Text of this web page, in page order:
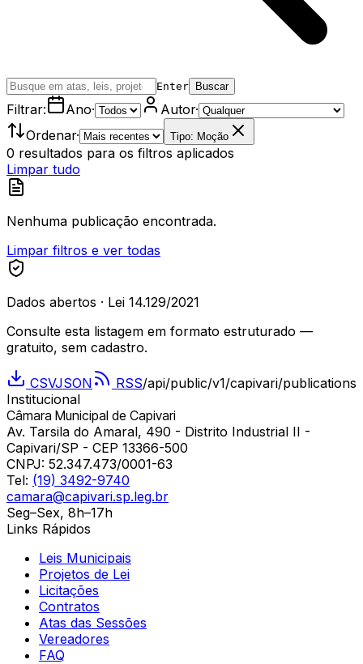
Enter Buscar
Filtrar: Ano· Autor·
Ordenar· Tipo: Moção
0 resultados para os filtros aplicados
Limpar tudo
Nenhuma publicação encontrada.
Limpar filtros e ver todas
Dados abertos · Lei 14.129/2021
Consulte esta listagem em formato estruturado —
gratuito, sem cadastro.
CSVJSON RSS/api/public/v1/capivari/publications
Institucional
Câmara Municipal de Capivari
Av. Tarsila do Amaral, 490 - Distrito Industrial II -
Capivari/SP - CEP 13366-500
CNPJ: 52.347.473/0001-63
Tel: (19) 3492-9740
camara@capivari.sp.leg.br
Seg–Sex, 8h–17h
Links Rápidos
Leis Municipais
Projetos de Lei
Licitações
Contratos
Atas das Sessões
Vereadores
FAQ